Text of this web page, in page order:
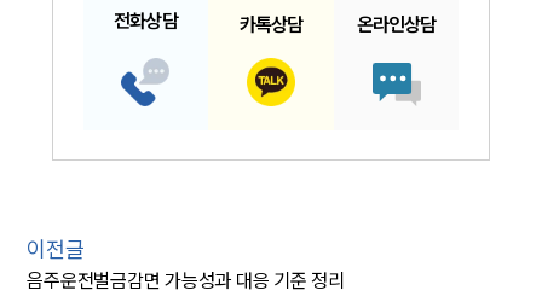
전화상담 카톡상담 온라인상담
이전글
음주운전벌금감면 가능성과 대응 기준 정리